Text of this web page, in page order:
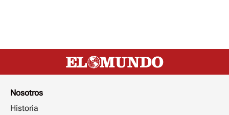
Nosotros
Historia